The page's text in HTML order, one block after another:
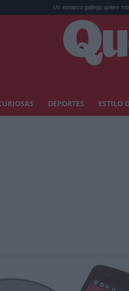
Un exnarco gallego quiere montar su 'Ruta del
DEPORTES ESTILO